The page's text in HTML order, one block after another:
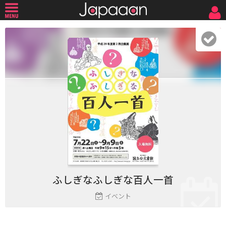
ふしぎなふしぎな百人一首
イベント